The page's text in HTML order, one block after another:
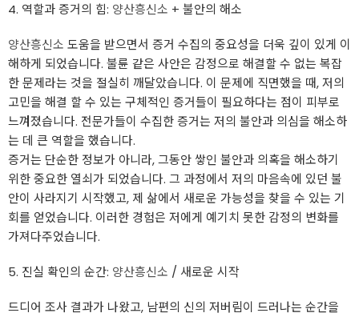
4. 역할과 증거의 힘: 양산흥신소 + 불안의 해소
양산흥신소 도움을 받으면서 증거 수집의 중요성을 더욱 깊이 있게 이
해하게 되었습니다. 불륜 같은 사안은 감정으로 해결할 수 없는 복잡
한 문제라는 것을 절실히 깨달았습니다. 이 문제에 직면했을 때, 저의
고민을 해결 할 수 있는 구체적인 증거들이 필요하다는 점이 피부로
느껴졌습니다. 전문가들이 수집한 증거는 저의 불안과 의심을 해소하
는 데 큰 역할을 했습니다.
증거는 단순한 정보가 아니라, 그동안 쌓인 불안과 의혹을 해소하기
위한 중요한 열쇠가 되었습니다. 그 과정에서 저의 마음속에 있던 불
안이 사라지기 시작했고, 제 삶에서 새로운 가능성을 찾을 수 있는 기
회를 얻었습니다. 이러한 경험은 저에게 예기치 못한 감정의 변화를
가져다주었습니다.
5. 진실 확인의 순간: 양산흥신소 / 새로운 시작
드디어 조사 결과가 나왔고, 남편의 신의 저버림이 드러나는 순간을